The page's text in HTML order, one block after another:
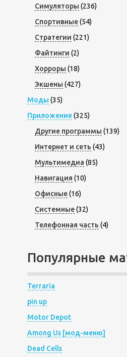
Симуляторы (236)
Спортивные(54)
Стратегии (221)
Файтинги (2)
Хорроры (18)
Экшены (427)
Моды (35)
Приложение(325)
Другие программы (139)
Интернет и сеть (43)
Мультимедиа (85)
Навигация (10)
Офисные(16)
Системные(32)
Телефонная часть (4)
Популярные
Terraria
pin up
Motor Depot
Among Us [мод-меню]
Dead Cells